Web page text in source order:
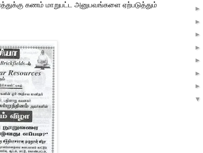
கணம் மாறுபட்ட அனுபவங்களை ஏற்படுத்தும்
►
►
►
►
►
►
►
▼